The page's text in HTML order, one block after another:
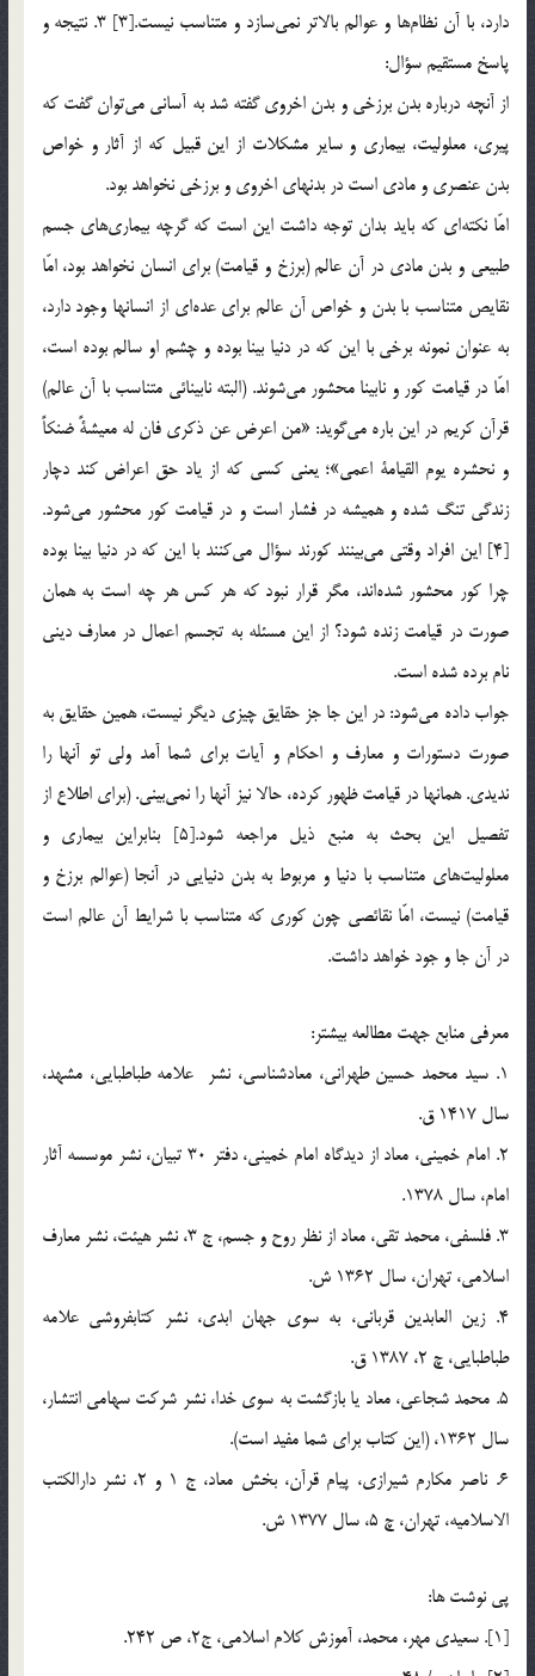
دارد، با آن نظام‌ها و عوالم بالاتر نمي‌سازد و متناسب نيست.[3] 3. نتيجه و
پاسخ مستقيم سؤال:
از آنچه درباره بدن برزخي و بدن اخروي گفته شد به آساني مي‌توان گفت كه
پيري، معلوليت، بيماري و ساير مشكلات از اين قبيل كه از آثار و خواص
بدن عنصري و مادي است در بدنهاي اخروي و برزخي نخواهد بود.
امّا نكته‌اي كه بايد بدان توجه داشت اين است كه گرچه بيماري‌هاي جسم
طبيعي و بدن مادي در آن عالم (برزخ و قيامت) براي انسان نخواهد بود، امّا
نقايص متناسب با بدن و خواص آن عالم براي عده‌اي از انسانها وجود دارد،
به عنوان نمونه برخي با اين كه در دنيا بينا بوده و چشم او سالم بوده است،
‌امّا در قيامت كور و نابينا محشور مي‌شوند. (البته نابينائي متناسب با آن عالم)
قرآن كريم در اين باره مي‌گويد: «من اعرض عن ذكري فان له معيشةً ضنكاً
و نحشره يوم القيامة اعمي»؛ يعني كسي كه از ياد حق اعراض كند دچار
زندگي تنگ شده و هميشه در فشار است و در قيامت كور محشور مي‌شود.
[4] اين افراد وقتي مي‌بينند كورند سؤال مي‌كنند با اين كه در دنيا بينا بوده
چرا كور محشور شده‌اند، مگر قرار نبود كه هر كس هر چه است به همان
صورت در قيامت زنده شود؟ از اين مسئله به تجسم اعمال در معارف ديني
نام برده شده است.
جواب داده مي‌شود: در اين جا جز حقايق چيزي ديگر نيست، همين حقايق به
صورت دستورات و معارف و احكام و آيات براي شما آمد ولي تو آنها را
نديدي. همانها در قيامت ظهور كرده، حالا نيز آنها را نمي‌بيني. (براي اطلاع از
تفصيل اين بحث به منبع ذيل مراجعه شود.[5] بنابراين بيماري و
معلوليت‌هاي متناسب با دنيا و مربوط به بدن دنيايي در آنجا (عوالم برزخ و
قيامت) نيست، امّا نقائصي چون کوري که متناسب با شرايط آن عالم است
در آن جا و جود خواهد داشت.
معرفي منابع جهت مطالعه بيشتر:
1. سيد محمد حسين طهراني، معادشناسي، نشر علامه طباطبايي، مشهد،
سال 1417 ق.
2. امام خميني، معاد از ديدگاه امام خميني، دفتر 30 تبيان، نشر موسسه آثار
امام، سال 1378.
3. فلسفي، محمد تقي، معاد از نظر روح و جسم، ج 3، نشر هيئت، نشر معارف
اسلامي، تهران، سال 1362 ش.
4. زين العابدين قرباني، به سوي جهان ابدي، نشر كتابفروشي علامه
طباطبايي، چ 2، 1387 ق.
5. محمد شجاعي، معاد يا بازگشت به سوي خدا، نشر شركت سهامي انتشار،
سال 1362، (اين كتاب براي شما مفيد است).
6. ناصر مكارم شيرازي، پيام قرآن، بخش معاد، ج 1 و 2، نشر دارالكتب
الاسلاميه، تهران، چ 5، سال 1377 ش.
پي نوشت ها:
[1]. سعيدي مهر، محمد، آموزش کلام اسلامي، ج2، ص 242.